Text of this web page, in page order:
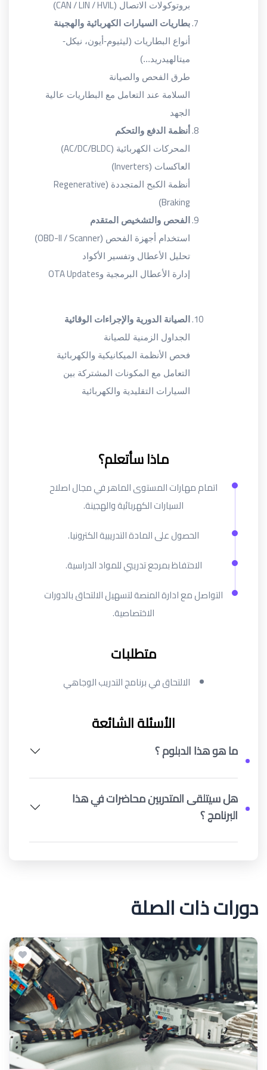
بروتوكولات الاتصال (CAN / LIN / HVIL
)
بطاريات السيارات الكهربائية والهجينة
أنواع البطاريات (ليثيوم-أيون، نيكل-
ميتالهيدريد...)
طرق الفحص والصيانة
السلامة عند التعامل مع البطاريات عالية
الجهد
أنظمة الدفع والتحكم
المحركات الكهربائية (AC/DC/BLDC
)
العاكسات (Inverters
)
أنظمة الكبح المتجددة (Regenerative
Braking
)
الفحص والتشخيص المتقدم
استخدام أجهزة الفحص (OBD-II / Scanner
)
تحليل الأعطال وتفسير الأكواد
إدارة الأعطال البرمجية وOTA Updates
الصيانة الدورية والإجراءات الوقائية
الجداول الزمنية للصيانة
فحص الأنظمة الميكانيكية والكهربائية
التعامل مع المكونات المشتركة بين
السيارات التقليدية والكهربائية
ماذا سأتعلم؟
اتمام مهارات المستوى الماهر في مجال اصلاح
السيارات الكهربائية والهجينة.
الحصول على المادة التدريبية الكترونيا.
الاحتفاظ بمرجع تدريبي للمواد الدراسية.
التواصل مع ادارة المنصة لتسهيل الالتحاق بالدورات
الاختصاصية.
متطلبات
الالتحاق في برنامج التدريب الوجاهي
الأسئلة الشائعة
ما هو هذا الدبلوم ؟
هل سيتلقى المتدربين محاضرات في هذا
البرنامج ؟
دورات ذات الصلة